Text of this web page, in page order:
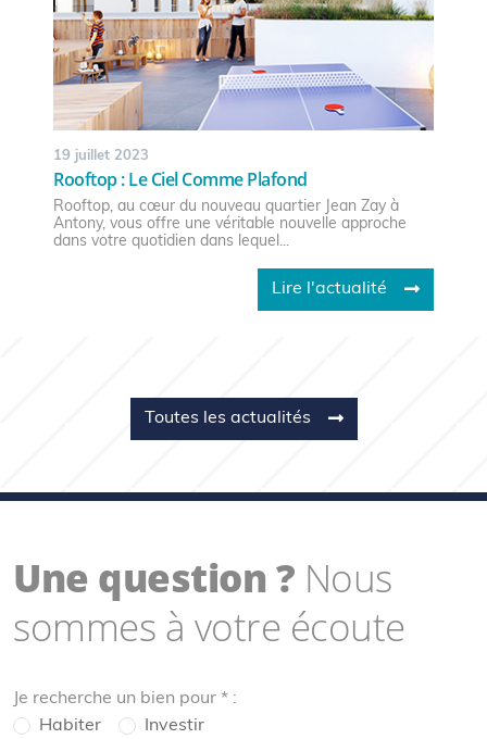
19 juillet 2023
Rooftop : Le Ciel Comme Plafond
Rooftop, au cœur du nouveau quartier Jean Zay à
Antony, vous offre une véritable nouvelle approche
dans votre quotidien dans lequel...
Lire l'actualité
Toutes les actualités
Une question ? Nous
sommes à votre écoute
Je recherche un bien pour * :
Habiter
Investir